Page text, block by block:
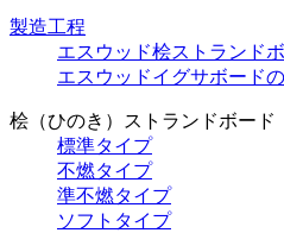
製造工程
エスウッド桧ストランド
エスウッドイグサボード
桧（ひのき）ストランドボード
標準タイプ
不燃タイプ
準不燃タイプ
ソフトタイプ